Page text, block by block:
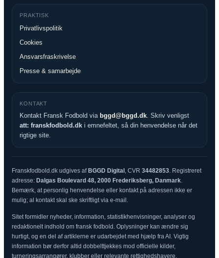
PRAKTISK
Privatlivspolitik
Cookies
Ansvarsfraskrivelse
Presse & samarbejde
KONTAKT
Kontakt Fransk Fodbold via bggd@bggd.dk. Skriv venligst
att: franskfodbold.dk i emnefeltet, så din henvendelse når det
rigtige site.
Franskfodbold.dk udgives af BGGD Digital , CVR 34482853. Registreret
adresse: Dalgas Boulevard 48, 2000 Frederiksberg, Danmark.
Bemærk, at personlig henvendelse eller kontakt på adressen ikke er
mulig; al kontakt skal ske skriftligt via e-mail.
Sitet formidler nyheder, information, statistikhenvisninger, analyser og
redaktionelt indhold om fransk fodbold. Oplysninger kan ændre sig
hurtigt, og en del af artiklerne er udarbejdet med hjælp fra AI. Vigtig
information bør derfor altid dobbelttjekkes mod officielle kilder,
turneringsarrangører, klubber eller relevante rettighedshavere.